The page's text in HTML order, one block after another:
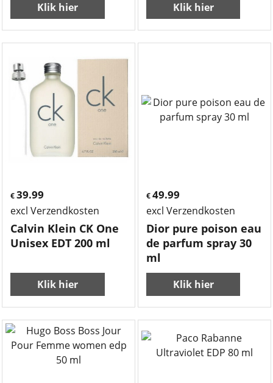
Klik hier Klik hier
€ 39.99
excl Verzendkosten
Calvin Klein CK One
Unisex EDT 200 ml
Klik hier
€49.99
excl Verzendkosten
Dior pure poison eau
de parfum spray 30
ml
Klik hier